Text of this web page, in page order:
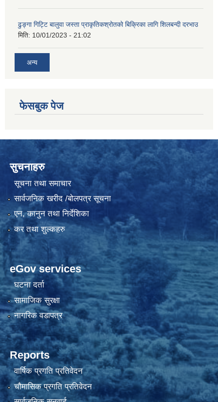
ढुङ्गा गिट्टि बालुवा जस्ता प्राकृतिकश्रोतको बिक्रिका लागि शिलबन्दी दरभाउ
मिति: 10/01/2023 - 21:02
अन्य
फेसबुक पेज
सुचनाहरु
सूचना तथा समाचार
सार्वजनिक खरीद /बोलपत्र सूचना
एन, कानुन तथा निर्देशिका
कर तथा शुल्कहरु
eGov services
घटना दर्ता
सामाजिक सुरक्षा
नागरिक वडापत्र
Reports
वार्षिक प्रगति प्रतिवेदन
चौमासिक प्रगति प्रतिवेदन